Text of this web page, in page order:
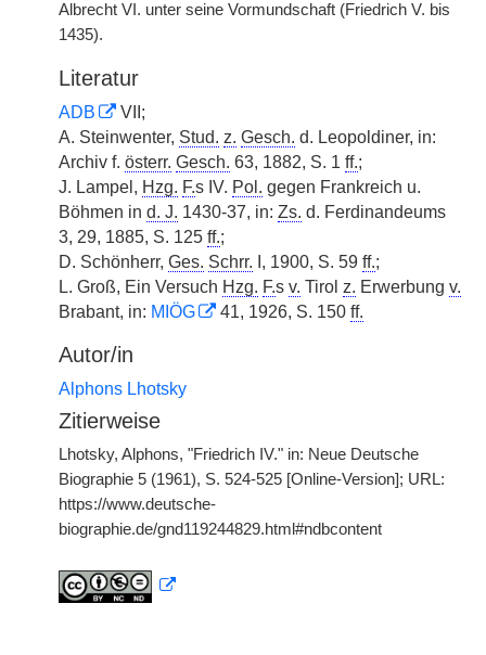
Albrecht VI. unter seine Vormundschaft (Friedrich V. bis
1435).
Literatur
ADB
VII;
A. Steinwenter, Stud. z. Gesch. d. Leopoldiner, in:
Archiv f. österr. Gesch. 63, 1882, S. 1 ff.;
J. Lampel, Hzg. F.s IV. Pol. gegen Frankreich u.
Böhmen in d. J. 1430-37, in: Zs. d. Ferdinandeums
3, 29, 1885, S. 125 ff.;
D. Schönherr, Ges. Schrr. I, 1900, S. 59 ff.;
L. Groß, Ein Versuch Hzg. F.s v. Tirol z. Erwerbung v.
Brabant, in: MIÖG 41, 1926, S. 150 ff.
Autor/in
Alphons Lhotsky
Zitierweise
Lhotsky, Alphons, "Friedrich IV." in: Neue Deutsche
Biographie 5 (1961), S. 524-525 [Online-Version]; URL:
https://www.deutsche-
biographie.de/gnd119244829.html#ndbcontent